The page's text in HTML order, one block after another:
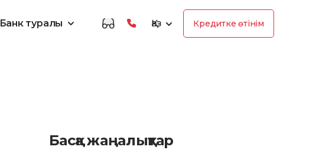
Банк туралы Қаз Кредитке өтінім
Басқа жаңалықтар